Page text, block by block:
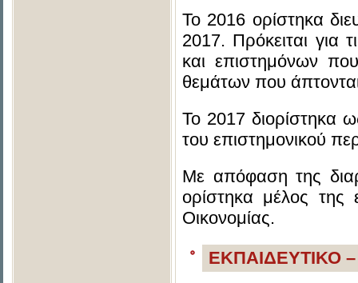
Το 2016 ορίστηκα
2017. Πρόκειται για
και επιστημόνων
θεμάτων που
Το 2017 διορίστηκα
του επιστημονικού
Με απόφαση της
ορίστηκα μέλος της
Οικονομίας.
ΕΚΠΑΙΔΕΥΤΙΚΟ